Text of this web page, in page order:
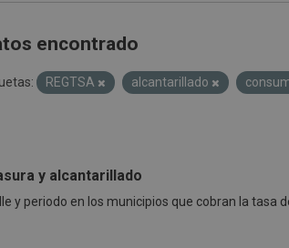
encontrado
REGTSA alcantarillado
y alcantarillado
y periodo en los municipios que cobran la